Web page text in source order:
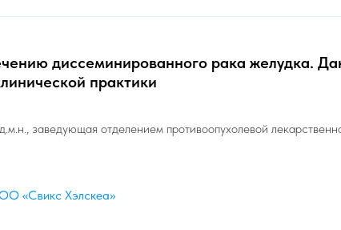
диссеминированного рака желудка.
практики
д.м.н., заведующая отделением противоопухолевой
«Свикс Хэлскеа»